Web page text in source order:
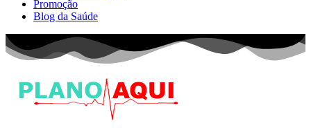
Promoção
Blog da Saúde